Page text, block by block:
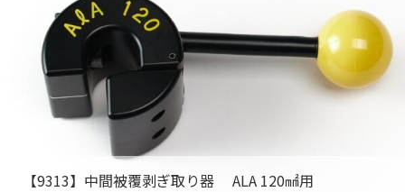
【9313】中間被覆剥ぎ取り器 ALA 120㎟用